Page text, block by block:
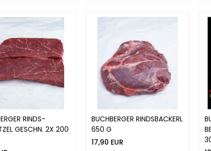
RINDS-
GESCHN. 2X 200
BUCHBERGER RINDSBACKERL
650 G
17,90 EUR